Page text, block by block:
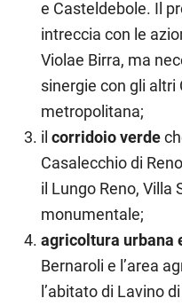
e Casteldebole. Il
intreccia con le
Violae Birra, ma
sinergie con gli altri
metropolitana;
ilcorridoio verde
Casalecchio di
il Lungo Reno, Villa
monumentale;
agricoltura urbana
Bernaroli e l’area
l’abitato di Lavino